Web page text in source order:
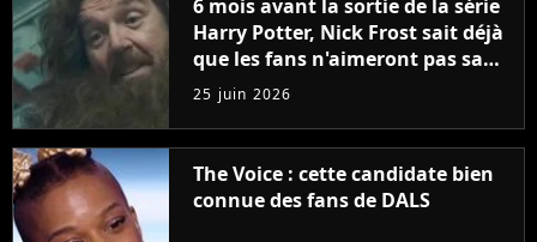
6 mois avant la sortie de la série
Harry Potter, Nick Frost sait déjà
que les fans n'aimeront pas sa
version de Hagrid
25 juin 2026
The Voice : cette candidate bien
connue des fans de DALS